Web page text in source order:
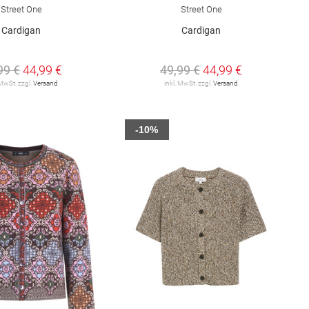
Street One
Cardigan
€44,99 €
zzgl.Versand
Street One
Cardigan
49,99 €44,99 €
inkl. MwSt. zzgl.Versand
-10%